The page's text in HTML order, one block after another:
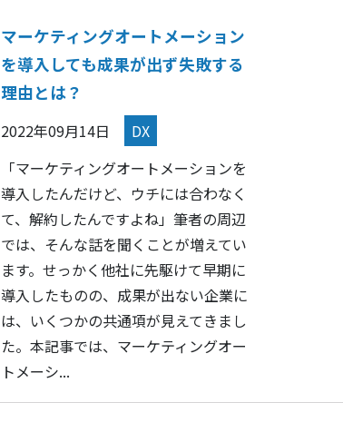
マーケティングオートメーション
を導入しても成果が出ず失敗する
理由とは？
2022年09月14日
DX
「マーケティングオートメーションを
導入したんだけど、ウチには合わなく
て、解約したんですよね」筆者の周辺
では、そんな話を聞くことが増えてい
ます。せっかく他社に先駆けて早期に
導入したものの、成果が出ない企業に
は、いくつかの共通項が見えてきまし
た。本記事では、マーケティングオー
トメーシ...